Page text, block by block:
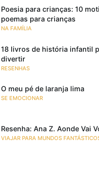
Poesia para crianças: 10
poemas para crianças
NA FAMÍLIA
18 livros de história infantil
divertir
RESENHAS
O meu pé de laranja lima
SE EMOCIONAR
Resenha: Ana Z. Aonde Vai
VIAJAR PARA MUNDOS